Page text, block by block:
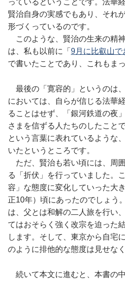
っているということです。法華
賢治自身の実感でもあり、それ
形づくっているのです。
このような、賢治の生来の精
は、私も以前に「 9月に比叡山で
で書いたことであり、これもま
最後の「寛容的」というのは
においては、自らが信じる法華
ることはせず、「銀河鉄道の夜
さまを信ずる人たちのしたこと
という言葉に表れているような
いたというところです。
ただ、賢治も若い頃には、周
る「折伏」を行っていました。
容」な態度に変化していった大
正10年）頃にあったのでしょう
は、父とは和解の二人旅を行い
てはおそらく強く改宗を迫った
します。そして、東京から自宅
のように排他的な態度は見せな
続いて本文に進むと、本書の